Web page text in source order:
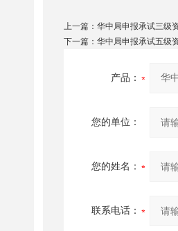
上一篇： 华中局申报承试三级
下一篇： 华中局申报承试五级
产品：
您的单位：
您的姓名：
联系电话：